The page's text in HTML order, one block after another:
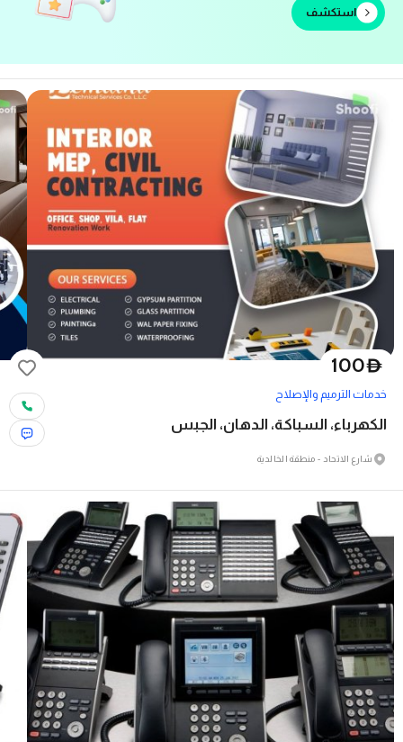
استكشف
D
100
خدمات الترميم والإصلاح
الكهرباء، السباكة، الدهان، الجبس
شارع الاتحاد - منطقة الخالدية